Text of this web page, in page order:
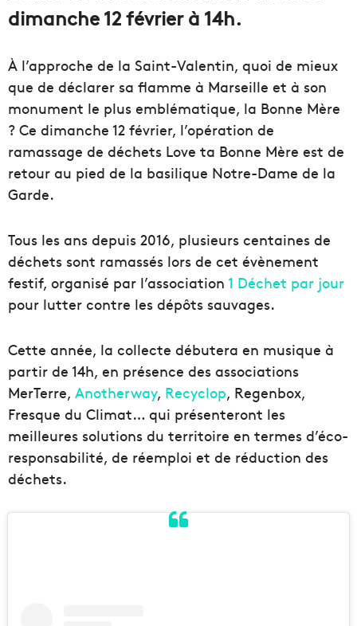
dimanche 12 février à 14h.
À l’approche de la Saint-Valentin, quoi de mieux
que de déclarer sa flamme à Marseille et à son
monument le plus emblématique, la Bonne Mère
? Ce dimanche 12 février, l’opération de
ramassage de déchets Love ta Bonne Mère est de
retour au pied de la basilique Notre-Dame de la
Garde.
Tous les ans depuis 2016, plusieurs centaines de
déchets sont ramassés lors de cet évènement
festif, organisé par l’association 1 Déchet par jour
pour lutter contre les dépôts sauvages.
Cette année, la collecte débutera en musique à
partir de 14h, en présence des associations
MerTerre, Anotherway, Recyclop, Regenbox,
Fresque du Climat… qui présenteront les
meilleures solutions du territoire en termes d’éco-
responsabilité, de réemploi et de réduction des
déchets.